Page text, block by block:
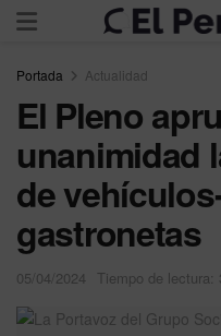
Portada Actualidad
El Pleno
unanimidad
de
gastronetas
05/04/2024 Tiempo de lectura: